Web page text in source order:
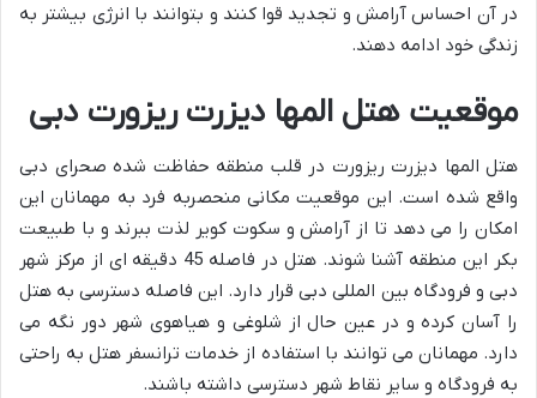
در آن احساس آرامش و تجدید قوا کنند و بتوانند با انرژی بیشتر به
زندگی خود ادامه دهند.
موقعیت هتل المها دیزرت ریزورت دبی
هتل المها دیزرت ریزورت در قلب منطقه حفاظت شده صحرای دبی
واقع شده است. این موقعیت مکانی منحصربه فرد به مهمانان این
امکان را می دهد تا از آرامش و سکوت کویر لذت ببرند و با طبیعت
بکر این منطقه آشنا شوند. هتل در فاصله 45 دقیقه ای از مرکز شهر
دبی و فرودگاه بین المللی دبی قرار دارد. این فاصله دسترسی به هتل
را آسان کرده و در عین حال از شلوغی و هیاهوی شهر دور نگه می
دارد. مهمانان می توانند با استفاده از خدمات ترانسفر هتل به راحتی
به فرودگاه و سایر نقاط شهر دسترسی داشته باشند.